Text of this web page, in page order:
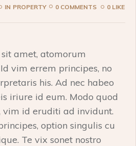
IN PROPERTY 0 COMMENTS 0 LIKE
amet, atomorum
vim errem principes, no
his. Ad nec habeo
iriure id eum. Modo quod
id eruditi ad invidunt.
option singulis cu
Te vix sonet nostro